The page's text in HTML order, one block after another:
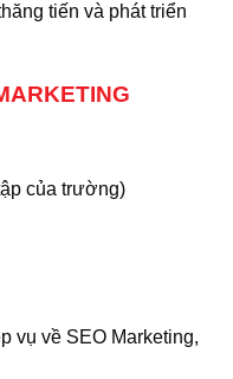
tiến và phát triển
của trường)
vụ về SEO Marketing,